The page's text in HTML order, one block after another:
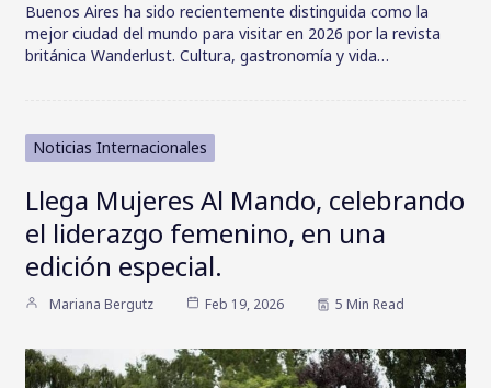
Buenos Aires ha sido recientemente distinguida como la
mejor ciudad del mundo para visitar en 2026 por la revista
británica Wanderlust. Cultura, gastronomía y vida…
Noticias Internacionales
Llega Mujeres Al Mando, celebrando
el liderazgo femenino, en una
edición especial.
Mariana Bergutz Feb 19, 2026 5 Min Read